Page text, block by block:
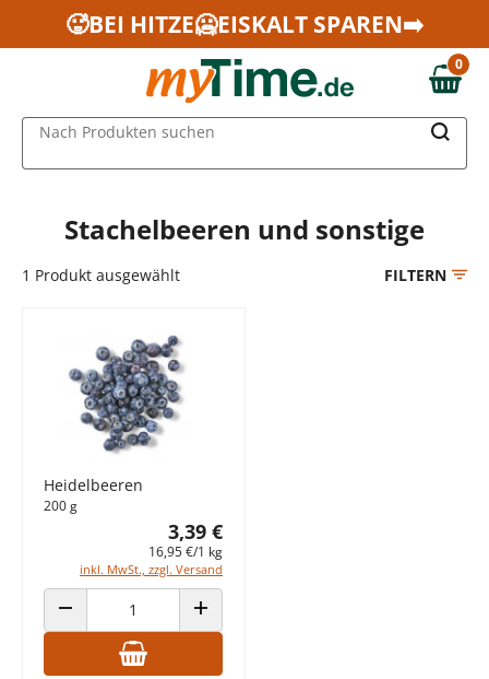
Zum Hauptinhalt springen
Zur Navigation springen
Zur Suche springen
🥵BEI HITZE🥶EISKALT SPAREN➡️
0,00 €
0
Nach Produkten suchen
Stachelbeeren und sonstige
1 Produkt ausgewählt FILTERN
Heidelbeeren
200 g
3,39 €
16,95 €/1 kg
inkl. MwSt., zzgl. Versand
ANZAHL VERRINGERN ANZAHL ERHÖHEN